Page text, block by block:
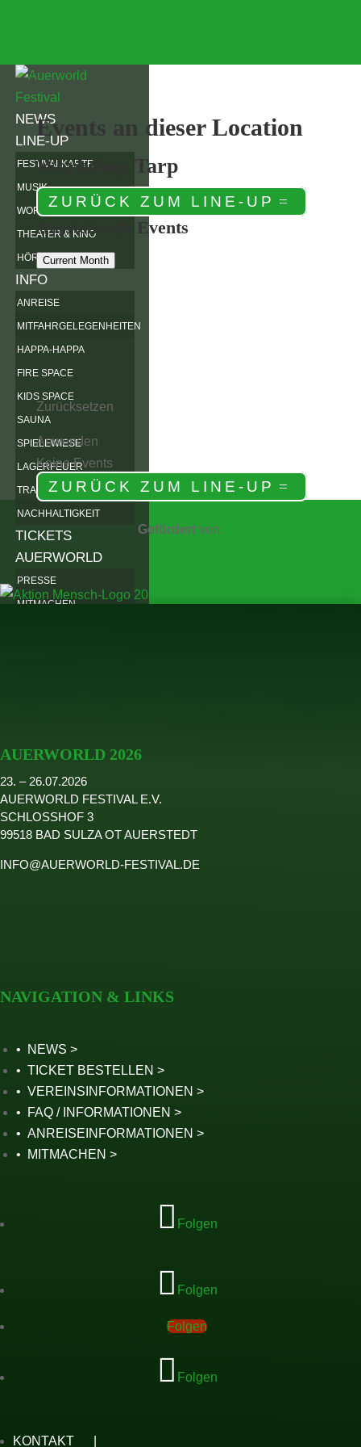
NEWS
LINE-UP
FESTIVALKARTE
MUSIK
WORKSHOPS
THEATER & KINO
HÖRSPIELWIESE
INFO
ANREISE
MITFAHRGELEGENHEITEN
HAPPA-HAPPA
FIRE SPACE
KIDS SPACE
SAUNA
SPIELEWIESE
LAGERFEUER
TRAUMTAUSCHBAUM
NACHHALTIGKEIT
TICKETS
AUERWORLD
PRESSE
MITMACHEN
Seite wählen
Events an dieser Location
Workshop Tarp
ZURÜCK ZUM LINE-UP
Ausstehende Events
Current Month
Zurücksetzen
Anwenden
Keine Events
ZURÜCK ZUM LINE-UP
Gefördert von:
AUERWORLD 2026
23. – 26.07.2026
AUERWORLD FESTIVAL E.V.
SCHLOSSHOF 3
99518 BAD SULZA OT AUERSTEDT
INFO@AUERWORLD-FESTIVAL.DE
NAVIGATION & LINKS
NEWS
TICKET BESTELLEN
VEREINSINFORMATIONEN
FAQ / INFORMATIONEN
ANREISEINFORMATIONEN
MITMACHEN
Folgen
Folgen
Folgen
Folgen
KONTAKT